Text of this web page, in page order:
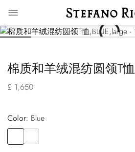
棉质和羊绒混纺圆领T恤
£ 1,650
Color:
blue